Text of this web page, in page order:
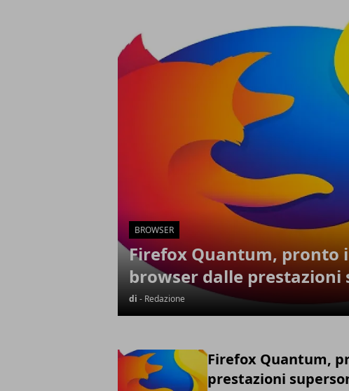
BROWSER
Firefox Quantum, pronto
browser dalle prestazioni
di - Redazione
Firefox Quantum,
prestazioni